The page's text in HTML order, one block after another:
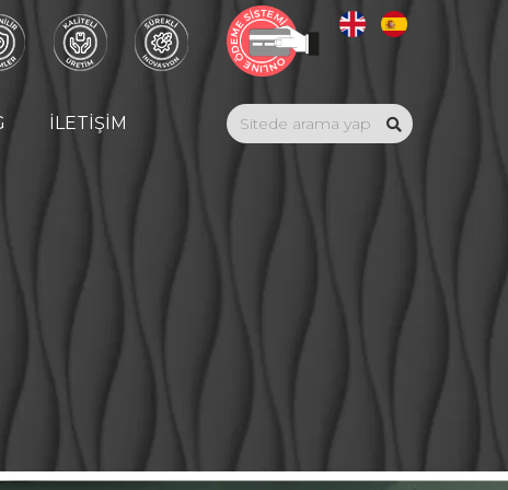
İLETİŞİM